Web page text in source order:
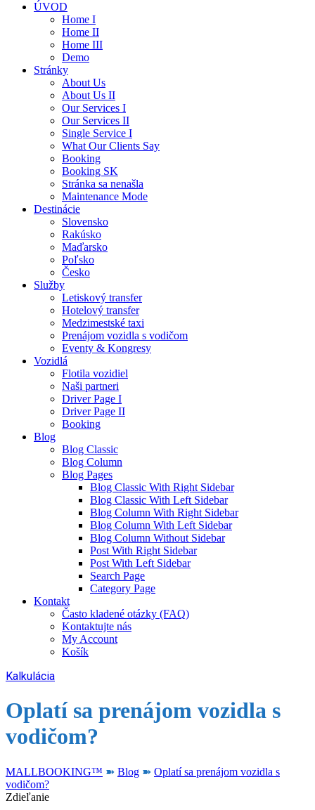
ÚVOD
Home I
Home II
Home III
Demo
Stránky
About Us
About Us II
Our Services I
Our Services II
Single Service I
What Our Clients Say
Booking
Booking SK
Stránka sa nenašla
Maintenance Mode
Destinácie
Slovensko
Rakúsko
Maďarsko
Poľsko
Česko
Služby
Letiskový transfer
Hotelový transfer
Medzimestské taxi
Prenájom vozidla s vodičom
Eventy & Kongresy
Vozidlá
Flotila vozidiel
Naši partneri
Driver Page I
Driver Page II
Booking
Blog
Blog Classic
Blog Column
Blog Pages
Blog Classic With Right Sidebar
Blog Classic With Left Sidebar
Blog Column With Right Sidebar
Blog Column With Left Sidebar
Blog Column Without Sidebar
Post With Right Sidebar
Post With Left Sidebar
Search Page
Category Page
Kontakt
Často kladené otázky (FAQ)
Kontaktujte nás
My Account
Košík
Kalkulácia
Oplatí sa prenájom vozidla s
vodičom?
MALLBOOKING™ ➽ Blog ➽ Oplatí sa prenájom vozidla s
vodičom?
Zdieľanie